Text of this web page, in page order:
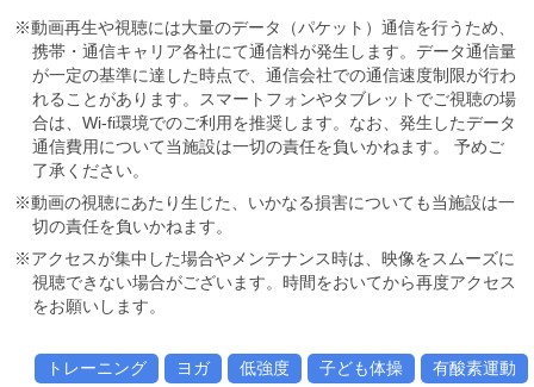
※動画再生や視聴には大量のデータ（パケット）通信を行うため、
携帯・通信キャリア各社にて通信料が発生します。データ通信量
が一定の基準に達した時点で、通信会社での通信速度制限が行わ
れることがあります。スマートフォンやタブレットでご視聴の場
合は、Wi-fi環境でのご利用を推奨します。なお、発生したデータ
通信費用について当施設は一切の責任を負いかねます。 予めご
了承ください。
※動画の視聴にあたり生じた、いかなる損害についても当施設は一
切の責任を負いかねます。
※アクセスが集中した場合やメンテナンス時は、映像をスムーズに
視聴できない場合がございます。時間をおいてから再度アクセス
をお願いします。
トレーニング ヨガ 低強度 子ども体操 有酸素運動